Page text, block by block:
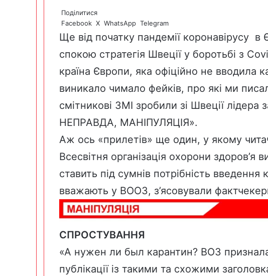
Поділитися
Facebook X WhatsApp Telegram
Ще від початку пандемії коронавірусу в
спокою стратегія Швеції у боротьбі з
країна Європи, яка офіційно не вводила
виникало чимало фейків, про які ми
смітникові ЗМІ зробили зі Швеції лідера
НЕПРАВДА, МАНІПУЛЯЦІЯ».
Аж ось «прилетів» ще один, у якому
Всесвітня організація охорони здоров’я
ставить під сумнів потрібність
вважають у ВООЗ, з’ясовували
СПРОСТУВАННЯ
«А нужен ли был карантин? ВОЗ
публікації із такими та схожими